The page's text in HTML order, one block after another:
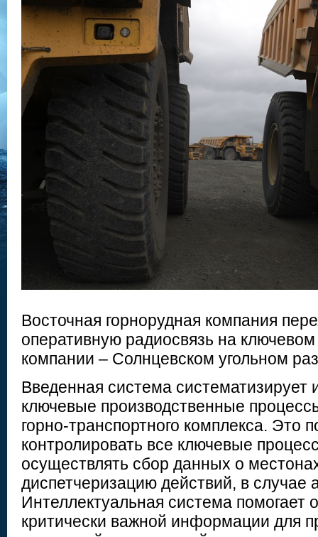
Восточная горнорудная компания
оперативную радиосвязь на
компании – Солнцевском угольном
Введенная система систематизирует
ключевые производственные
горно-транспортного комплекса. Это
контролировать все ключевые
осуществлять сбор данных о
диспетчеризацию действий, в случае
Интеллектуальная система помогает
критически важной информации для